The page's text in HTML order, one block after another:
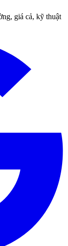
giá cả, kỹ thuật